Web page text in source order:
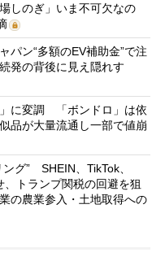
しのぎ」いま不可欠なの
パン“多額のEV補助金”で注
発の背後に見え隠れす
に変調 「ボンドロ」は依
品が大量流通し一部で値崩
グ” SHEIN、TikTok、
トランプ関税の回避を狙
の農業参入・土地取得への